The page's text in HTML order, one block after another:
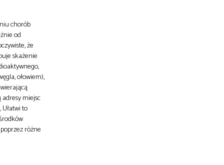
chorób
od
że
skażenie
ołowiem),
miejsc
to
różne